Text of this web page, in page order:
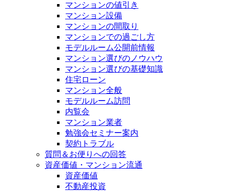
マンションの値引き
マンション設備
マンションの間取り
マンションでの過ごし方
モデルルーム公開前情報
マンション選びのノウハウ
マンション選びの基礎知識
住宅ローン
マンション全般
モデルルーム訪問
内覧会
マンション業者
勉強会セミナー案内
契約トラブル
質問＆お便りへの回答
資産価値・マンション流通
資産価値
不動産投資